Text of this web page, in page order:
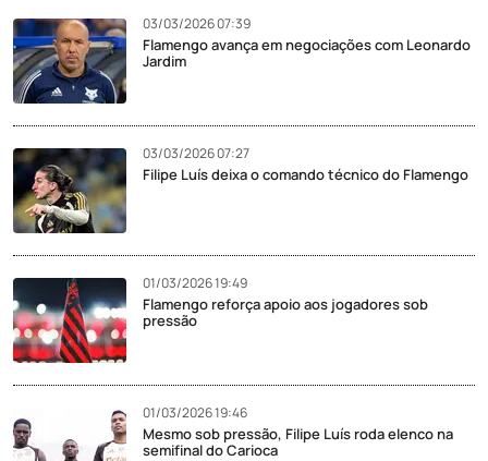
03/03/2026 07:39
Flamengo avança em negociações com Leonardo
Jardim
03/03/2026 07:27
Filipe Luís deixa o comando técnico do Flamengo
01/03/2026 19:49
Flamengo reforça apoio aos jogadores sob
pressão
01/03/2026 19:46
Mesmo sob pressão, Filipe Luís roda elenco na
semifinal do Carioca